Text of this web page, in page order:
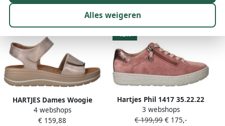
11 resultaten:
HARTJES Dames Woogie
Maat: 40 Materiaal: Leer
Kleur: Rosegoud
4 webshops
€ 159,88
12%
Hartjes Phil 1417 35.22.22
Breedtemaat H Dames
Sneakers Roze
3 webshops
€ 199,99 € 175,-
Alles weigeren